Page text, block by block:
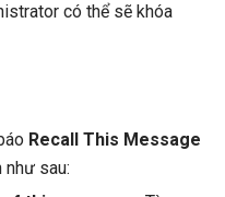
có thể sẽ khóa
Recall This Message
như sau: